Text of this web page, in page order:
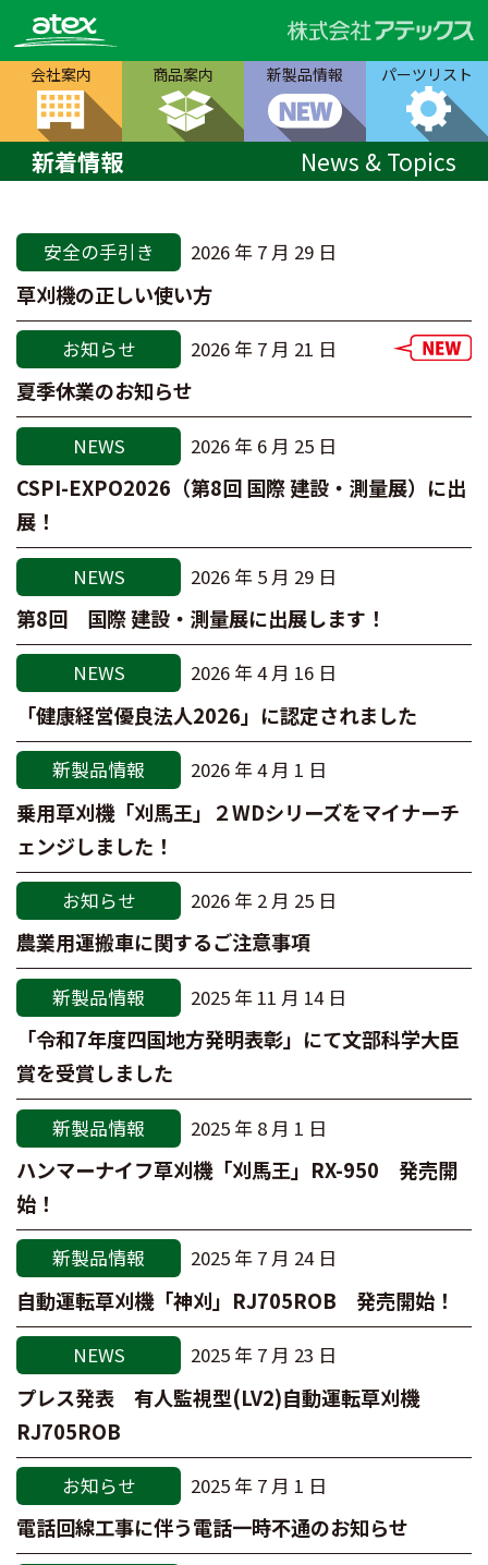
会社案内 商品案内 新製品情報 パーツリスト
新着情報 News & Topics
安全の手引き 2026 年 7 月 29 日
草刈機の正しい使い方
お知らせ 2026 年 7 月 21 日
夏季休業のお知らせ
NEWS 2026 年 6 月 25 日
CSPI-EXPO2026（第8回 国際 建設・測量展）に出
展！
NEWS 2026 年 5 月 29 日
第8回 国際 建設・測量展に出展します！
NEWS 2026 年 4 月 16 日
「健康経営優良法人2026」に認定されました
新製品情報 2026 年 4 月 1 日
乗用草刈機「刈馬王」２WDシリーズをマイナーチ
ェンジしました！
お知らせ 2026 年 2 月 25 日
農業用運搬車に関するご注意事項
新製品情報 2025 年 11 月 14 日
「令和7年度四国地方発明表彰」にて文部科学大臣
賞を受賞しました
新製品情報 2025 年 8 月 1 日
ハンマーナイフ草刈機「刈馬王」RX-950 発売開
始！
新製品情報 2025 年 7 月 24 日
自動運転草刈機「神刈」RJ705ROB 発売開始！
NEWS 2025 年 7 月 23 日
プレス発表 有人監視型(LV2)自動運転草刈機
RJ705ROB
お知らせ 2025 年 7 月 1 日
電話回線工事に伴う電話一時不通のお知らせ